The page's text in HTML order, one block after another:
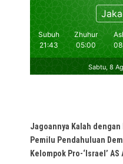
Jagoannya Kalah
Pemilu Pendahuluan
Kelompok Pro-‘Israel’